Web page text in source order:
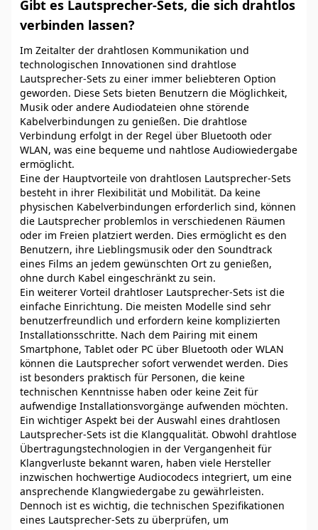
Gibt es Lautsprecher-Sets, die sich drahtlos
verbinden lassen?
Im Zeitalter der drahtlosen Kommunikation und
technologischen Innovationen sind drahtlose
Lautsprecher-Sets zu einer immer beliebteren Option
geworden. Diese Sets bieten Benutzern die Möglichkeit,
Musik oder andere Audiodateien ohne störende
Kabelverbindungen zu genießen. Die drahtlose
Verbindung erfolgt in der Regel über Bluetooth oder
WLAN, was eine bequeme und nahtlose Audiowiedergabe
ermöglicht.
Eine der Hauptvorteile von drahtlosen Lautsprecher-Sets
besteht in ihrer Flexibilität und Mobilität. Da keine
physischen Kabelverbindungen erforderlich sind, können
die Lautsprecher problemlos in verschiedenen Räumen
oder im Freien platziert werden. Dies ermöglicht es den
Benutzern, ihre Lieblingsmusik oder den Soundtrack
eines Films an jedem gewünschten Ort zu genießen,
ohne durch Kabel eingeschränkt zu sein.
Ein weiterer Vorteil drahtloser Lautsprecher-Sets ist die
einfache Einrichtung. Die meisten Modelle sind sehr
benutzerfreundlich und erfordern keine komplizierten
Installationsschritte. Nach dem Pairing mit einem
Smartphone, Tablet oder PC über Bluetooth oder WLAN
können die Lautsprecher sofort verwendet werden. Dies
ist besonders praktisch für Personen, die keine
technischen Kenntnisse haben oder keine Zeit für
aufwendige Installationsvorgänge aufwenden möchten.
Ein wichtiger Aspekt bei der Auswahl eines drahtlosen
Lautsprecher-Sets ist die Klangqualität. Obwohl drahtlose
Übertragungstechnologien in der Vergangenheit für
Klangverluste bekannt waren, haben viele Hersteller
inzwischen hochwertige Audiocodecs integriert, um eine
ansprechende Klangwiedergabe zu gewährleisten.
Dennoch ist es wichtig, die technischen Spezifikationen
eines Lautsprecher-Sets zu überprüfen, um